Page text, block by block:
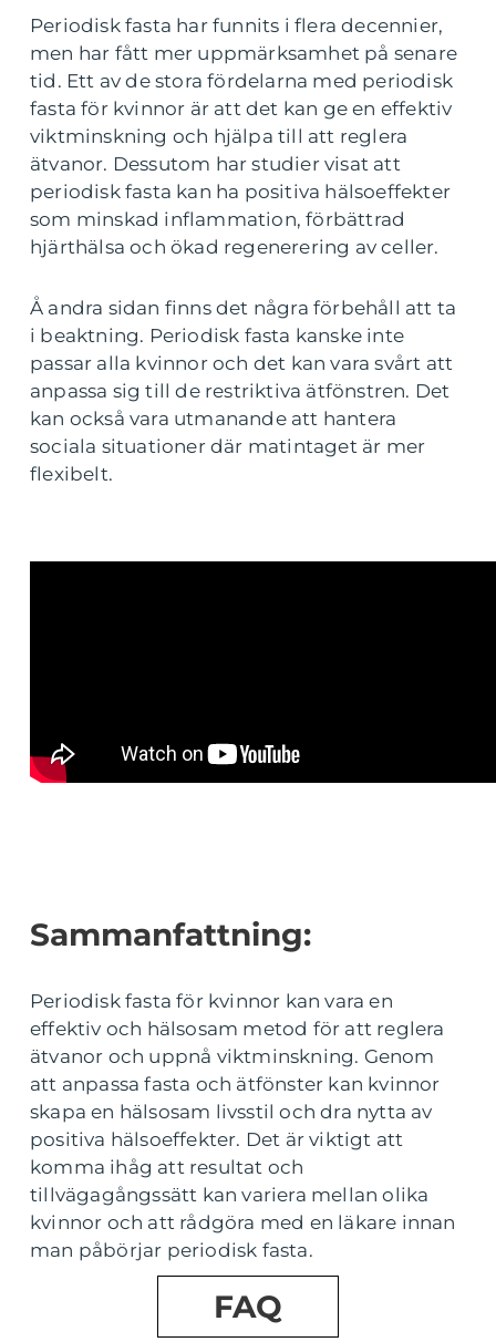
Periodisk fasta har funnits i flera decennier,
men har fått mer uppmärksamhet på senare
tid. Ett av de stora fördelarna med periodisk
fasta för kvinnor är att det kan ge en effektiv
viktminskning och hjälpa till att reglera
ätvanor. Dessutom har studier visat att
periodisk fasta kan ha positiva hälsoeffekter
som minskad inflammation, förbättrad
hjärthälsa och ökad regenerering av celler.
Å andra sidan finns det några förbehåll att ta
i beaktning. Periodisk fasta kanske inte
passar alla kvinnor och det kan vara svårt att
anpassa sig till de restriktiva ätfönstren. Det
kan också vara utmanande att hantera
sociala situationer där matintaget är mer
flexibelt.
Sammanfattning:
Periodisk fasta för kvinnor kan vara en
effektiv och hälsosam metod för att reglera
ätvanor och uppnå viktminskning. Genom
att anpassa fasta och ätfönster kan kvinnor
skapa en hälsosam livsstil och dra nytta av
positiva hälsoeffekter. Det är viktigt att
komma ihåg att resultat och
tillvägagångssätt kan variera mellan olika
kvinnor och att rådgöra med en läkare innan
man påbörjar periodisk fasta.
FAQ